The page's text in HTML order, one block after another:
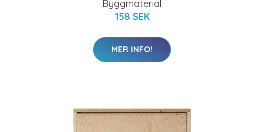
Byggmaterial
158 SEK
MER INFO!